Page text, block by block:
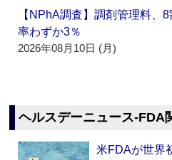
【NPhA調査】調剤管理料、
率わずか3％
2026年08月10日 (月)
ヘルスデーニュース‐FDA
米FDAが世界